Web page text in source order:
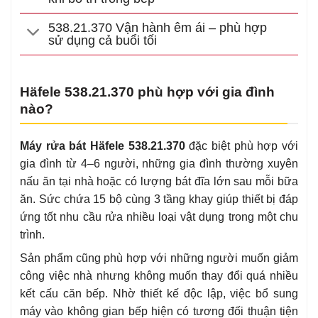
538.21.370 Vận hành êm ái – phù hợp
sử dụng cả buổi tối
Häfele 538.21.370 phù hợp với gia đình
nào?
Máy rửa bát Häfele 538.21.370đặc biệt phù hợp với
gia đình từ 4–6 người, những gia đình thường xuyên
nấu ăn tại nhà hoặc có lượng bát đĩa lớn sau mỗi bữa
ăn. Sức chứa 15 bộ cùng 3 tầng khay giúp thiết bị đáp
ứng tốt nhu cầu rửa nhiều loại vật dụng trong một chu
trình.
Sản phẩm cũng phù hợp với những người muốn giảm
công việc nhà nhưng không muốn thay đổi quá nhiều
kết cấu căn bếp. Nhờ thiết kế độc lập, việc bổ sung
máy vào không gian bếp hiện có tương đối thuận tiện